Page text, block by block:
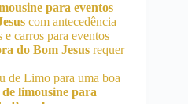
para eventos
com antecedência
carros para eventos
do Bom Jesus requer
de Limo para uma boa
limousine para